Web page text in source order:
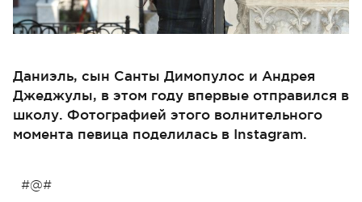
Даниэль, сын Санты Димопулос и Андрея
Джеджулы, в этом году впервые отправился в
школу. Фотографией этого волнительного
момента певица поделилась в Instagram.
#@#